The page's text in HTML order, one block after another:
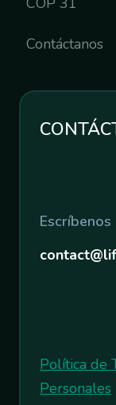
Contáctanos
Política de
Personales